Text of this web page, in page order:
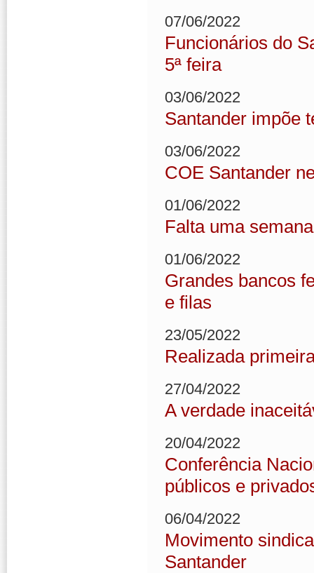
07/06/2022
Funcionários do
5ª feira
03/06/2022
Santander impõe
03/06/2022
COE Santander
01/06/2022
Falta uma
01/06/2022
Grandes bancos
e filas
23/05/2022
Realizada
27/04/2022
A verdade
20/04/2022
Conferência
públicos e
06/04/2022
Movimento
Santander